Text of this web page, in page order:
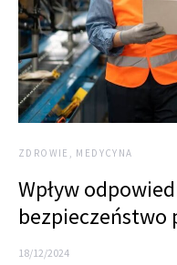
ZDROWIE, MEDYCYNA
Wpływ
bezpieczeństwo
18/12/2024